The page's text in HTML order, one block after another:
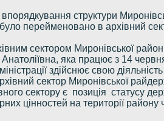
структури
було перейменовано в архівний
сектором Миронівської
яка працює з 14
здійснює свою
сектор Миронівської
сектору є позиція статусу
цінностей на території району